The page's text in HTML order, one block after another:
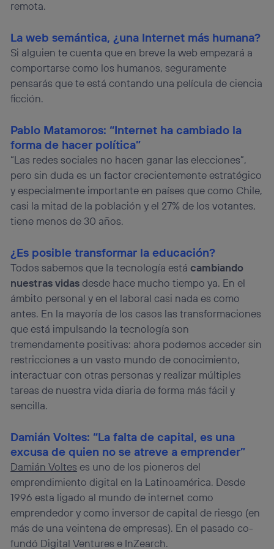
remota.
La web semántica, ¿una Internet más humana?
Si alguien te cuenta que en breve la web empezará a
comportarse como los humanos, seguramente
pensarás que te está contando una película de ciencia
ficción.
Pablo Matamoros: “Internet ha cambiado la
forma de hacer política”
“Las redes sociales no hacen ganar las elecciones”,
pero sin duda es un factor crecientemente estratégico
y especialmente importante en países que como Chile,
casi la mitad de la población y el 27% de los votantes,
tiene menos de 30 años.
¿Es posible transformar la educación?
Todos sabemos que la tecnología estácambiando
nuestras vidasdesde hace mucho tiempo ya. En el
ámbito personal y en el laboral casi nada es como
antes. En la mayoría de los casos las transformaciones
que está impulsando la tecnología son
tremendamente positivas: ahora podemos acceder sin
restricciones a un vasto mundo de conocimiento,
interactuar con otras personas y realizar múltiples
tareas de nuestra vida diaria de forma más fácil y
sencilla.
Damián Voltes: “La falta de capital, es una
excusa de quien no se atreve a emprender”
Damián Voltes es uno de los pioneros del
emprendimiento digital en la Latinoamérica. Desde
1996 esta ligado al mundo de internet como
emprendedor y como inversor de capital de riesgo (en
más de una veintena de empresas). En el pasado co-
fundó Digital Ventures e InZearch.